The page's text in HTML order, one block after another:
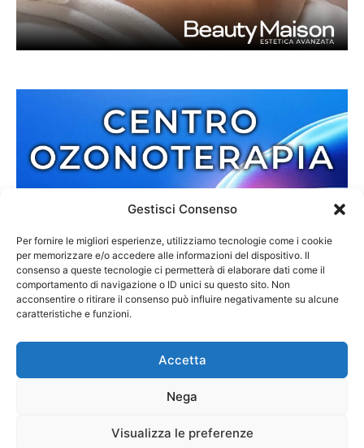
Gestisci Consenso
Per fornire le migliori esperienze, utilizziamo tecnologie come i cookie
per memorizzare e/o accedere alle informazioni del dispositivo. Il
consenso a queste tecnologie ci permetterà di elaborare dati come il
comportamento di navigazione o ID unici su questo sito. Non
acconsentire o ritirare il consenso può influire negativamente su alcune
caratteristiche e funzioni.
Accetta
Nega
Visualizza le preferenze
Contatti Cookie Policy Privacy Policy